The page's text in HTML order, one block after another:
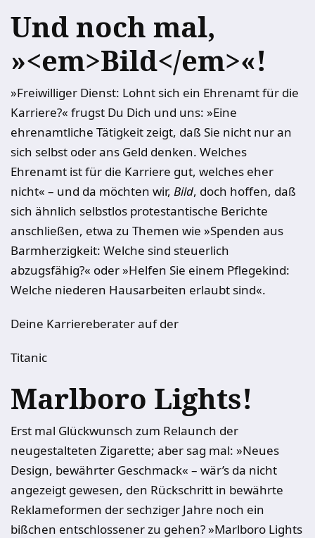
Und noch mal,
»<em>Bild</em>«!
»Freiwilliger Dienst: Lohnt sich ein Ehrenamt für die
Karriere?« frugst Du Dich und uns: »Eine
ehrenamtliche Tätigkeit zeigt, daß Sie nicht nur an
sich selbst oder ans Geld denken. Welches
Ehrenamt ist für die Karriere gut, welches eher
nicht« – und da möchten wir, Bild, doch hoffen, daß
sich ähnlich selbstlos protestantische Berichte
anschließen, etwa zu Themen wie »Spenden aus
Barmherzigkeit: Welche sind steuerlich
abzugsfähig?« oder »Helfen Sie einem Pflegekind:
Welche niederen Hausarbeiten erlaubt sind«.
Deine Karriereberater auf der
Titanic
Marlboro Lights!
Erst mal Glückwunsch zum Relaunch der
neugestalteten Zigarette; aber sag mal: »Neues
Design, bewährter Geschmack« – wär’s da nicht
angezeigt gewesen, den Rückschritt in bewährte
Reklameformen der sechziger Jahre noch ein
bißchen entschlossener zu gehen? »Marlboro Lights